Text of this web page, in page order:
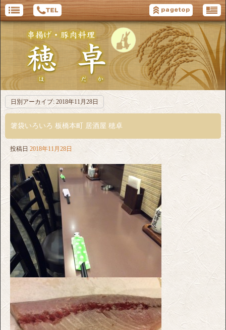
日別アーカイブ: 2018年11月28日
箸袋いろいろ 板橋本町 居酒屋 穂卓
投稿日 2018年11月28日